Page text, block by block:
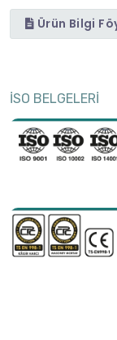
Ürün Bilgi
İSO BELGELERİ